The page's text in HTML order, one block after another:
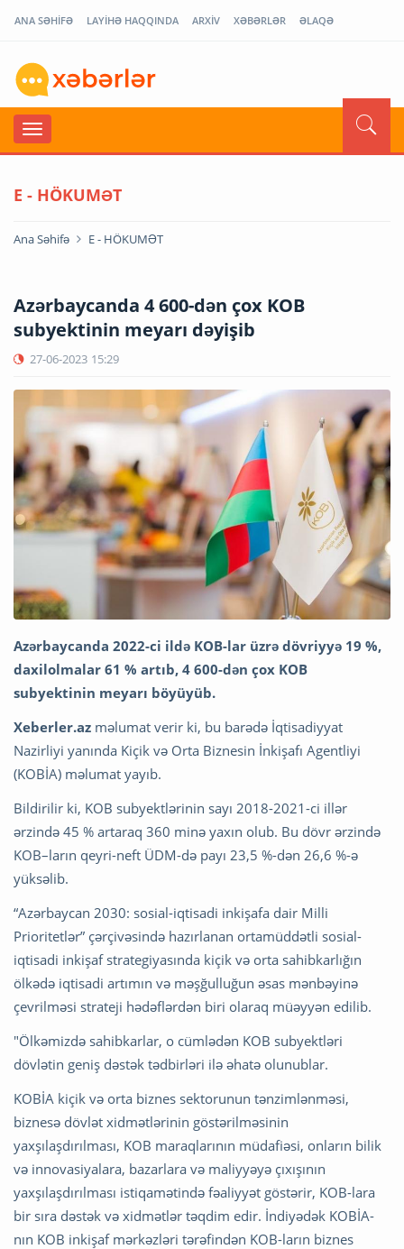
ANA SƏHİFƏ LAYİHƏ HAQQINDA ARXİV XƏBƏRLƏR ƏLAQƏ
E - HÖKUMƏT
Ana Səhifə E - HÖKUMƏT
Azərbaycanda 4 600-dən çox KOB
subyektinin meyarı dəyişib
27-06-2023 15:29
Azərbaycanda 2022-ci ildə KOB-lar üzrə dövriyyə 19 %,
daxilolmalar 61 % artıb, 4 600-dən çox KOB
subyektinin meyarı böyüyüb.
Xeberler.az məlumat verir ki, bu barədə İqtisadiyyat
Nazirliyi yanında Kiçik və Orta Biznesin İnkişafı Agentliyi
(KOBİA) məlumat yayıb.
Bildirilir ki, KOB subyektlərinin sayı 2018-2021-ci illər
ərzində 45 % artaraq 360 minə yaxın olub. Bu dövr ərzində
KOB–ların qeyri-neft ÜDM-də payı 23,5 %-dən 26,6 %-ə
yüksəlib.
“Azərbaycan 2030: sosial-iqtisadi inkişafa dair Milli
Prioritetlər” çərçivəsində hazırlanan ortamüddətli sosial-
iqtisadi inkişaf strategiyasında kiçik və orta sahibkarlığın
ölkədə iqtisadi artımın və məşğulluğun əsas mənbəyinə
çevrilməsi strateji hədəflərdən biri olaraq müəyyən edilib.
"Ölkəmizdə sahibkarlar, o cümlədən KOB subyektləri
dövlətin geniş dəstək tədbirləri ilə əhatə olunublar.
KOBİA kiçik və orta biznes sektorunun tənzimlənməsi,
biznesə dövlət xidmətlərinin göstərilməsinin
yaxşılaşdırılması, KOB maraqlarının müdafiəsi, onların bilik
və innovasiyalara, bazarlara və maliyyəyə çıxışının
yaxşılaşdırılması istiqamətində fəaliyyət göstərir, KOB-lara
bir sıra dəstək və xidmətlər təqdim edir. İndiyədək KOBİA-
nın KOB inkişaf mərkəzləri tərəfindən KOB-ların biznes